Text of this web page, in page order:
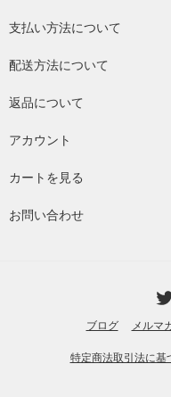
支払い方法について
配送方法について
返品について
アカウント
カートを見る
お問い合わせ
ブログ メルマ
特定商法取引法に基